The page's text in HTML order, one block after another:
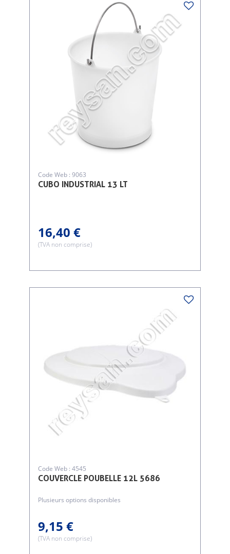
CUBO INDUSTRIAL 13 LT
Code Web : 9063
16,40 €
(TVA non comprise)
COUVERCLE POUBELLE 12L 5686
Code Web : 4545
Plusieurs options disponibles
9,15 €
(TVA non comprise)